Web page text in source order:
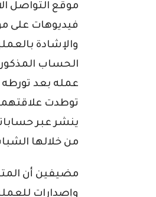
موقع التواصل
فيديوهات على
والإشادة
الحساب
عمله بعد
توطدت
ينشر عبر
من خلالها
مضيفين أن
وإصدارات